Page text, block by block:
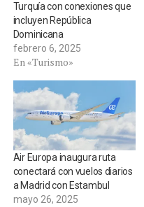
Turquía con conexiones que
incluyen República
Dominicana
febrero 6, 2025
En «Turismo»
Air Europa inaugura ruta
conectará con vuelos diarios
a Madrid con Estambul
mayo 26, 2025